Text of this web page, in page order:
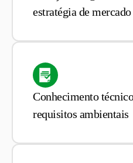
estratégia de mercado
Conhecimento
requisitos ambientais